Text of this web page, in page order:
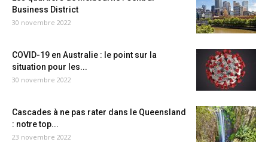
Business District
30 novembre 2022
COVID-19 en Australie : le point sur la
situation pour les...
30 novembre 2022
Cascades à ne pas rater dans le Queensland
: notre top...
23 novembre 2022